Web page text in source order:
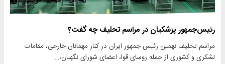
رئیس‌جمهور پزشکیان در مراسم تحلیف چه گفت؟
مراسم تحلیف نهمین رئیس جمهور ایران در کنار مهمانان خارجی، مقامات
لشکری و کشوری از جمله روسای قوا، اعضای شورای نگهبان،…